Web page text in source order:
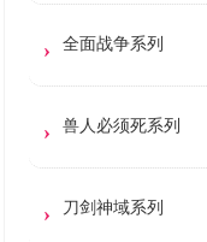
全面战争系列
兽人必须死系列
刀剑神域系列